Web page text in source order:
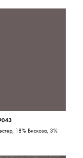
18% Вискоза, 3%